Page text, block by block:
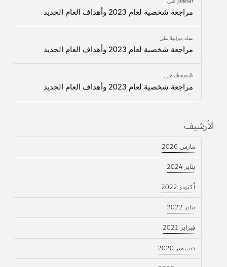
مراجعة شخصية لعام 2023 وأهداف العام الجديد
عباد ديرانيةعلى
مراجعة شخصية لعام 2023 وأهداف العام الجديد
almouslliعلى
مراجعة شخصية لعام 2023 وأهداف العام الجديد
الأرشيف
مارس 2026
يناير 2024
أكتوبر 2022
يناير 2022
فبراير 2021
ديسمبر 2020